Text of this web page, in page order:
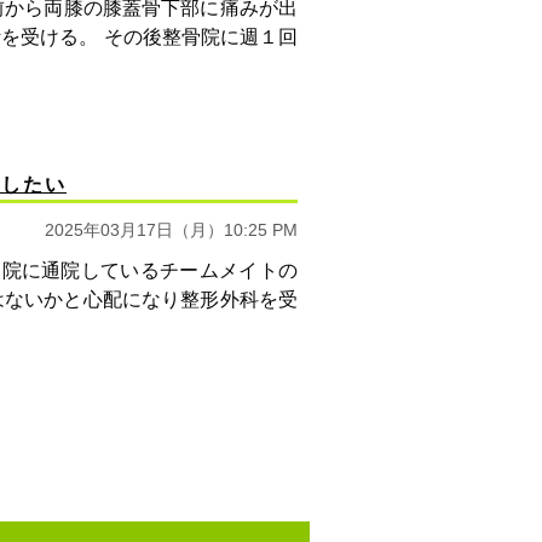
ら両膝の膝蓋骨下部に痛みが出
受ける。 その後整骨院に週１回
たい
2025年03月17日（月）10:25 PM
に通院しているチームメイトの
いかと心配になり整形外科を受